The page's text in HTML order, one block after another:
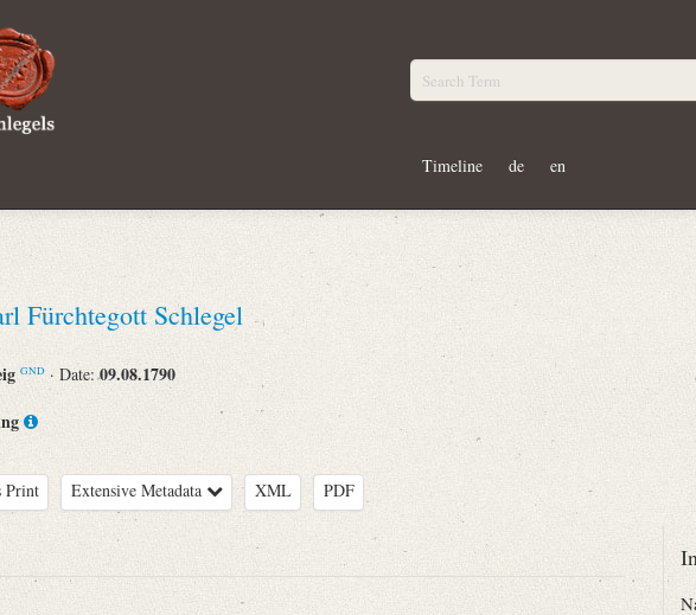
Timeline de en
Fürchtegott Schlegel
GND · Date:09.08.1790
Print Extensive Metadata XML PDF